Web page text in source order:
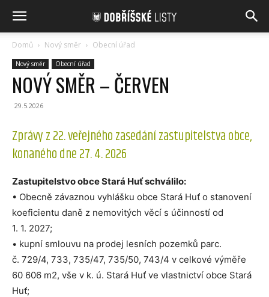
Domů Nový směr Obecní úřad
Nový směr Obecní úřad
NOVÝ SMĚR – ČERVEN
29.5.2026
Zprávy z 22. veřejného zasedání zastupitelstva obce,
konaného dne 27. 4. 2026
Zastupitelstvo obce Stará Huť schválilo:
• Obecně závaznou vyhlášku obce Stará Huť o stanovení
koeficientu daně z nemovitých věcí s účinností od
1. 1. 2027;
• kupní smlouvu na prodej lesních pozemků parc.
č. 729/4, 733, 735/47, 735/50, 743/4 v celkové výměře
60 606 m2, vše v k. ú. Stará Huť ve vlastnictví obce Stará
Huť;